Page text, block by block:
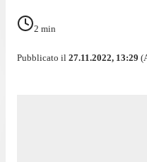
2 min
Pubblicato il 27.11.2022, 13:29